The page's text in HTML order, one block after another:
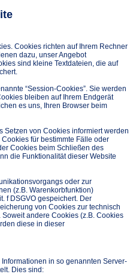
Cookies richten auf Ihrem Rechner
dazu, unser Angebot
sind kleine Textdateien, die auf
“Session-Cookies”. Sie werden
bleiben auf Ihrem Endgerät
es uns, Ihren Browser beim
Setzen von Cookies informiert werden
für bestimmte Fälle oder
Cookies beim Schließen des
die Funktionalität dieser Website
oder zur
(z.B. Warenkorbfunktion)
f DSGVO gespeichert. Der
von Cookies zur technisch
andere Cookies (z.B. Cookies
diese in dieser
in so genannten Server-
Dies sind: